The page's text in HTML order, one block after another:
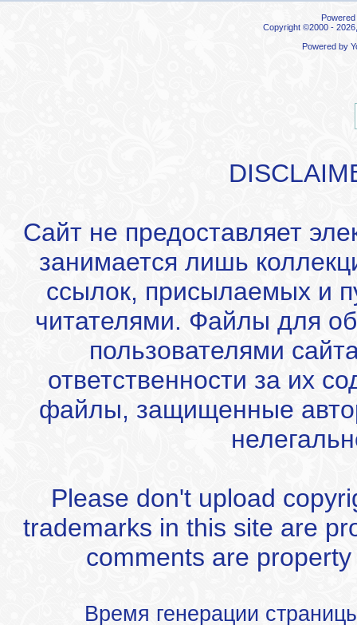
Copyright ©2000 -
Powered by
Сайт не предоставляет
занимается лишь
ссылок, присылаемых и
читателями. Файлы для
пользователями
ответственности за их
файлы, защищенные
Please don't upload
trademarks in this site are
comments are
Время генерации